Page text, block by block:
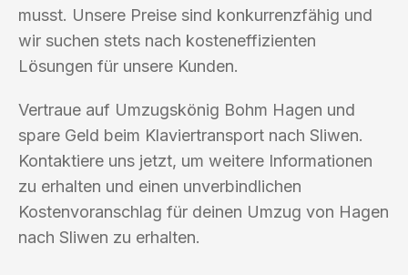
musst. Unsere Preise sind konkurrenzfähig und
wir suchen stets nach kosteneffizienten
Lösungen für unsere Kunden.
Vertraue auf Umzugskönig Bohm Hagen und
spare Geld beim Klaviertransport nach Sliwen.
Kontaktiere uns jetzt, um weitere Informationen
zu erhalten und einen unverbindlichen
Kostenvoranschlag für deinen Umzug von Hagen
nach Sliwen zu erhalten.